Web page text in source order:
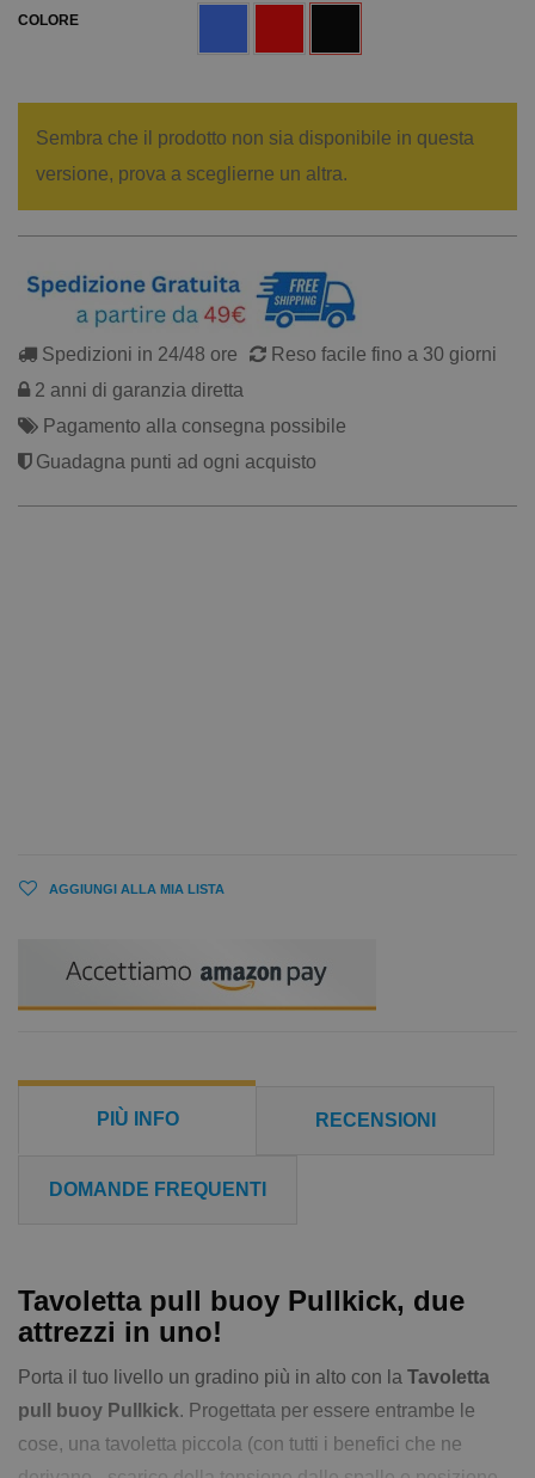
COLORE
Sembra che il prodotto non sia disponibile in questa
versione, prova a sceglierne un altra.
Spedizioni in 24/48 ore
Reso facile fino a 30 giorni
2 anni di garanzia diretta
Pagamento alla consegna possibile
Guadagna punti ad ogni acquisto
AGGIUNGI ALLA MIA LISTA
PIÙ INFO RECENSIONI
DOMANDE FREQUENTI
Tavoletta pull buoy Pullkick, due
attrezzi in uno!
Porta il tuo livello un gradino più in alto con la Tavoletta
pull buoy Pullkick. Progettata per essere entrambe le
cose, una tavoletta piccola (con tutti i benefici che ne